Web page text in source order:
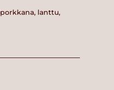
lanttu,